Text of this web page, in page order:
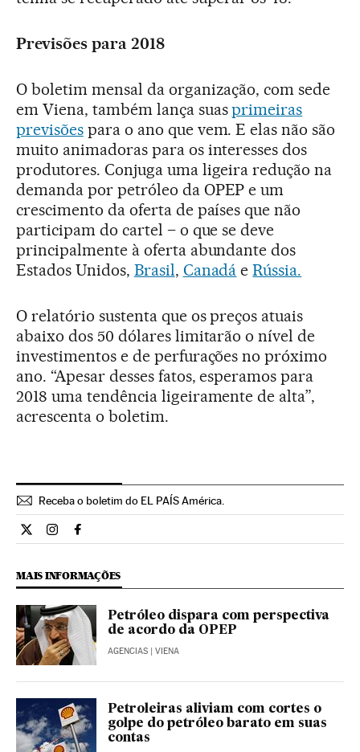
Previsões para 2018
O boletim mensal da organização, com sede
em Viena, também lança suasprimeiras
previsõespara o ano que vem. E elas não são
muito animadoras para os interesses dos
produtores. Conjuga uma ligeira redução na
demanda por petróleo da OPEP e um
crescimento da oferta de países que não
participam do cartel – o que se deve
principalmente à oferta abundante dos
Estados Unidos, Brasil, Canadá eRússia.
O relatório sustenta que os preços atuais
abaixo dos 50 dólares limitarão o nível de
investimentos e de perfurações no próximo
ano. “Apesar desses fatos, esperamos para
2018 uma tendência ligeiramente de alta”,
acrescenta o boletim.
Receba o boletim do EL PAÍS América.
Economia El País Brasil en Twitter
Economia El País Brasil en Instagram
Economia El País Brasil en Facebook
MAIS INFORMAÇÕES
Petróleo dispara com perspectiva
de acordo da OPEP
AGENCIAS | VIENA
Petroleiras aliviam com cortes o
golpe do petróleo barato em suas
contas